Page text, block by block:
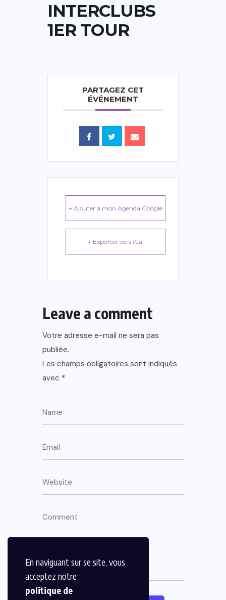
En naviguant sur se site, vous
acceptez notre
politique de
INTERCLUBS
1ER TOUR
PARTAGEZ CET
ÉVÉNEMENT
+ Ajouter à mon Agenda Google
+ Exporter vers iCal
Leave a comment
Votre adresse e-mail ne sera pas
publiée.
Les champs obligatoires sont indiqués
avec *